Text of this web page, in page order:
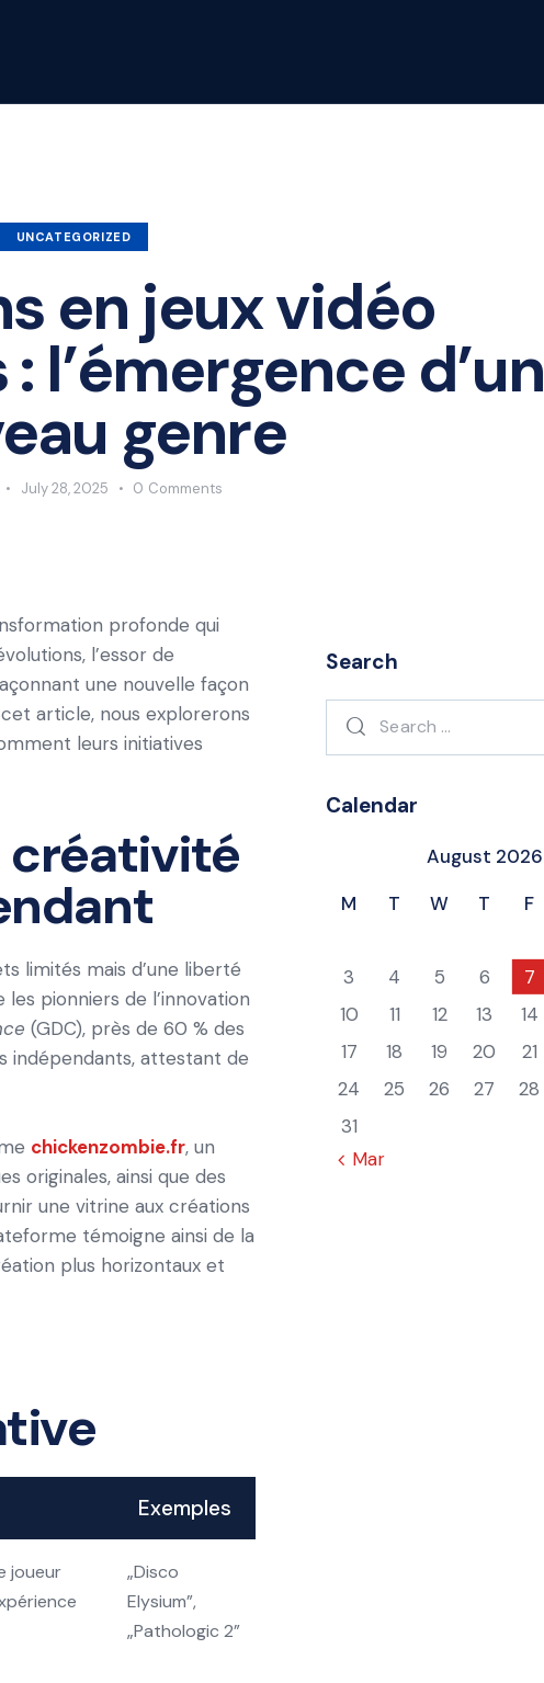
UNCATEGORIZED
en jeux vidéo
l’émergence d’un
genre
July 28, 2025 0 Comments
profonde qui
l’essor de
une nouvelle façon
article, nous explorerons
leurs initiatives
créativité
limités mais d’une liberté
pionniers de l’innovation
(GDC), près de 60 % des
indépendants, attestant de
chickenzombie.fr, un
originales, ainsi que des
une vitrine aux créations
témoigne ainsi de la
plus horizontaux et
Exemples
joueur
„Disco
Elysium”,
„Pathologic 2”
Search
Search
Calendar
August 2026
M
T W T F
3
4 5 6 7
10
11 12 13 14
17
18 19 20 21
24
25 26 27 28
31
« Mar